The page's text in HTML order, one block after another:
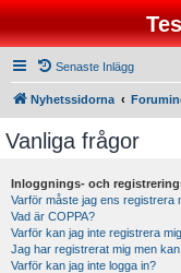
Senaste Inlägg
Nyhetssidorna
Vanliga frågor
Inloggnings- och
Varför måste jag ens registrera
Vad är COPPA?
Varför kan jag inte registrera
Jag har registrerat mig men kan
Varför kan jag inte logga in?